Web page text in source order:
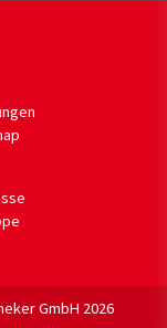
GmbH 2026